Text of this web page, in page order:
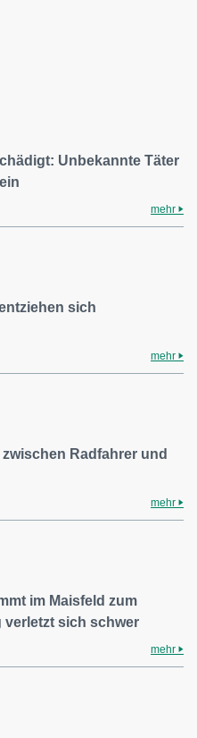
Unbekannte Täter
mehr
sich
mehr
Radfahrer und
mehr
im Maisfeld zum
verletzt sich schwer
mehr